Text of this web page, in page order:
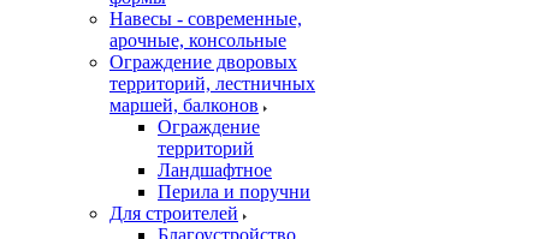
Навесы - современные,
арочные, консольные
Ограждение дворовых
территорий, лестничных
маршей, балконов
Ограждение
территорий
Ландшафтное
Перила и поручни
Для строителей
Благоустройство